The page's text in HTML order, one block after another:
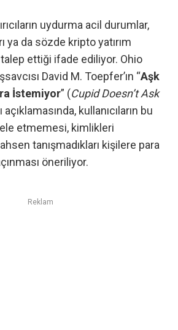
uydurma acil durumlar,
ya da sözde kripto yatırım
talep ettiği ifade ediliyor. Ohio
David M. Toepfer’ın “Aşk
İstemiyor” (Cupid Doesn’t Ask
açıklamasında, kullanıcıların bu
etmemesi, kimlikleri
tanışmadıkları kişilere para
öneriliyor.
Reklam